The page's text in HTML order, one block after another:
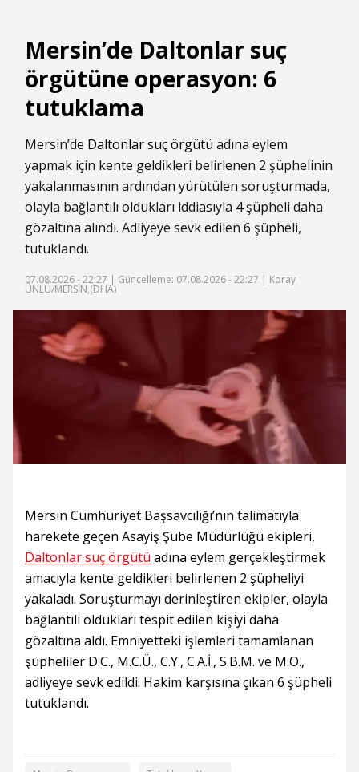
Mersin’de Daltonlar suç
örgütüne operasyon: 6
tutuklama
Mersin’de Daltonlar suç örgütü adına eylem
yapmak için kente geldikleri belirlenen 2 şüphelinin
yakalanmasının ardından yürütülen soruşturmada,
olayla bağlantılı oldukları iddiasıyla 4 şüpheli daha
gözaltına alındı. Adliyeye sevk edilen 6 şüpheli,
tutuklandı.
07.08.2026 - 22:27 | Güncelleme: 07.08.2026 - 22:27 | Koray
ÜNLÜ/MERSİN,(DHA)
Mersin Cumhuriyet Başsavcılığı’nın talimatıyla
harekete geçen Asayiş Şube Müdürlüğü ekipleri,
Daltonlar suç örgütü adına eylem gerçekleştirmek
amacıyla kente geldikleri belirlenen 2 şüpheliyi
yakaladı. Soruşturmayı derinleştiren ekipler, olayla
bağlantılı oldukları tespit edilen kişiyi daha
gözaltına aldı. Emniyetteki işlemleri tamamlanan
şüpheliler D.C., M.C.Ü., C.Y., C.A.İ., S.B.M. ve M.O.,
adliyeye sevk edildi. Hakim karşısına çıkan 6 şüpheli
tutuklandı.